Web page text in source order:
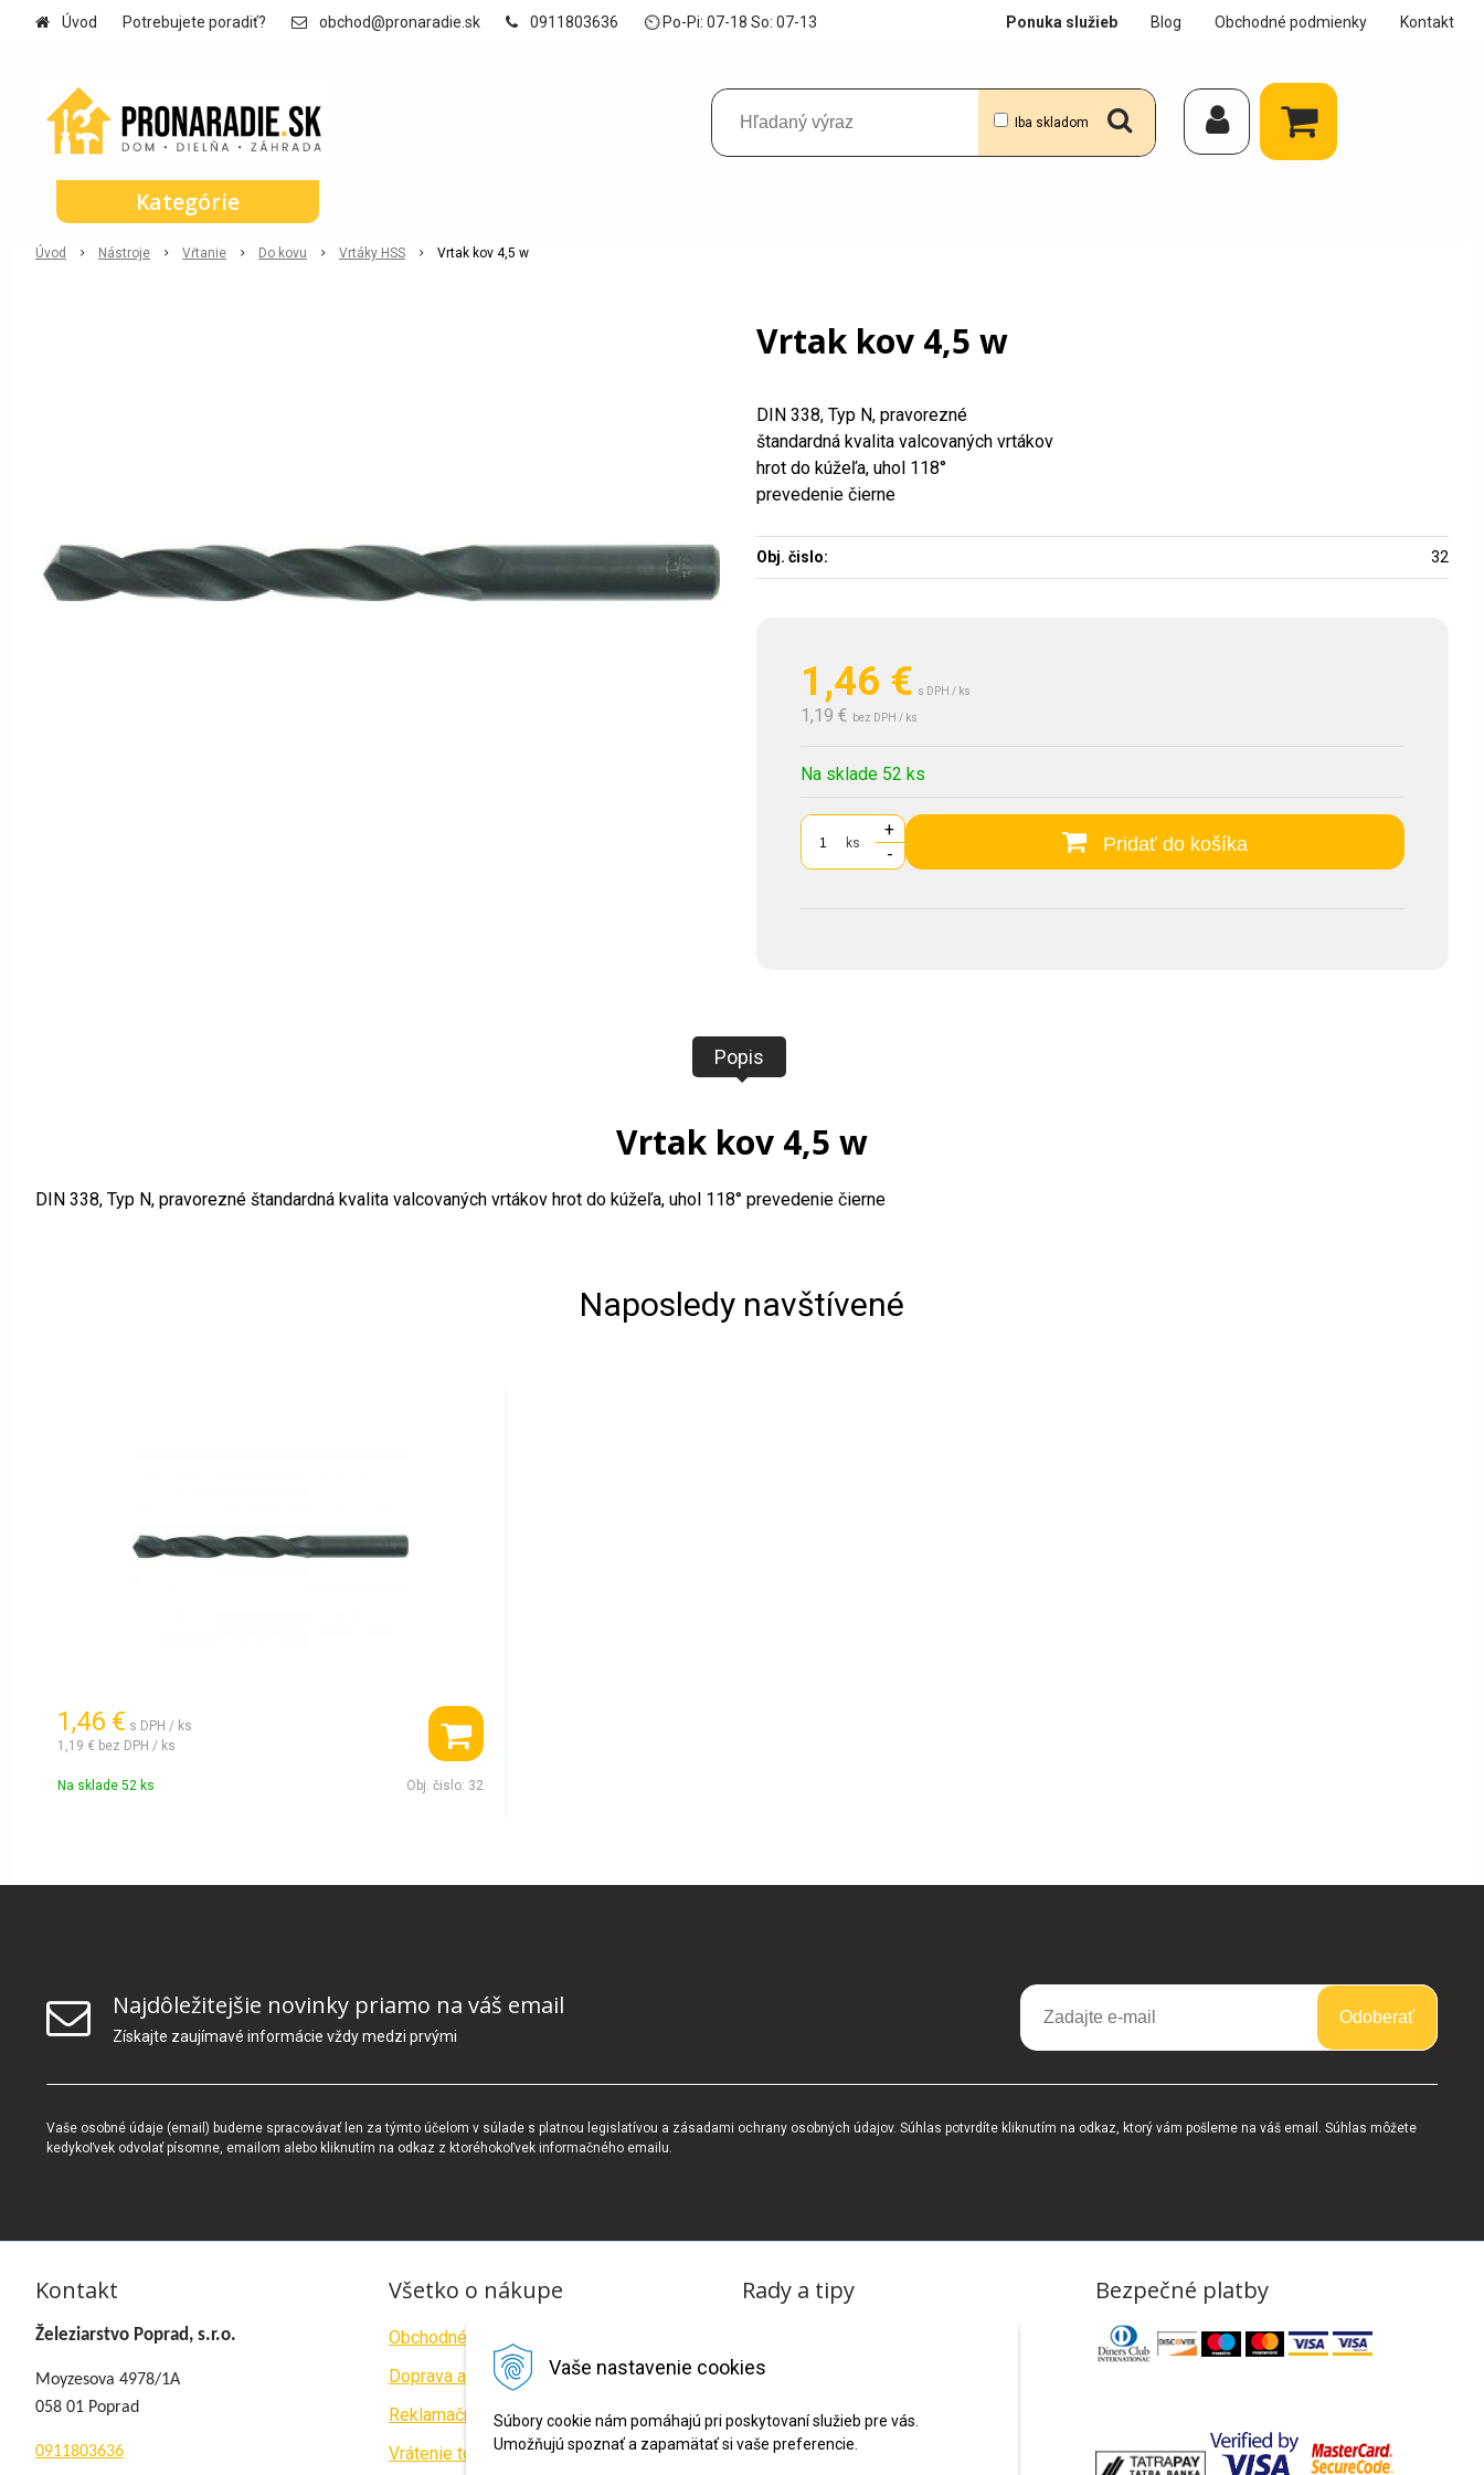
Vaše nastavenie cookies
Súbory cookie nám pomáhajú pri poskytovaní služieb pre vás.
Umožňujú spoznať a zapamätať si vaše preferencie.
Úvod Potrebujete poradiť? obchod@pronaradie.sk 0911803636 ⏲ Po-Pi: 07-18 So: 07-13
Iba skladom
Ponuka služieb Blog Obchodné podmienky Kontakt
Úvod Nástroje Vŕtanie Do kovu Vrtáky HSS Vrtak kov 4,5 w
Vrtak kov 4,5 w
1,46 € s DPH / ks
1,19 € bez DPH / ks
Na sklade 52 ks
ks
+
-
Pridať do košíka
DIN 338, Typ N, pravorezné
štandardná kvalita valcovaných vrtákov
hrot do kúžeľa, uhol 118°
prevedenie čierne
Obj. čislo: 32
Popis
Vrtak kov 4,5 w
DIN 338, Typ N, pravorezné štandardná kvalita valcovaných vrtákov hrot do kúžeľa, uhol 118° prevedenie čierne
Naposledy navštívené
1,46 € s DPH / ks
1,19 € bez DPH / ks
Na sklade 52 ks Obj. čislo: 32
Kategórie
Najdôležitejšie novinky priamo na váš email
Získajte zaujímavé informácie vždy medzi prvými
Odoberať
Vaše osobné údaje (email) budeme spracovávať len za týmto účelom v súlade s platnou legislatívou a zásadami ochrany osobných údajov. Súhlas potvrdíte kliknutím na odkaz, ktorý vám pošleme na váš email. Súhlas môžete
kedykoľvek odvolať písomne, emailom alebo kliknutím na odkaz z ktoréhokoľvek informačného emailu.
Kontakt
Železiarstvo Poprad, s.r.o.
Moyzesova 4978/1A
058 01 Poprad
0911803636
Všetko o nákupe
Obchodné podmienky
Doprava a platba
Reklamačný poriadok
Vrátenie tovaru
Rady a tipy Bezpečné platby